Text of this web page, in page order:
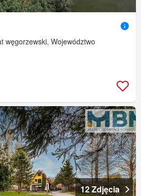
węgorzewski, Województwo
12 Zdjęcia